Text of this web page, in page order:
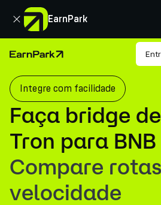
EarnPark
Fechar
Página Inicial
Produtos
Mercados
Calculadoras
PARK Token
Recursos
Empresa
Integre com facilidade
Faça bridge
Tron para
Compare
velocidade